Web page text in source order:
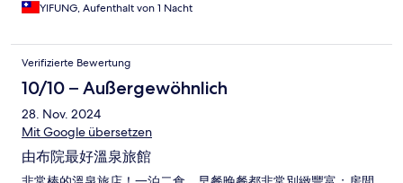
YIFUNG, Aufenthalt von 1 Nacht
Verifizierte Bewertung
10/10 – Außergewöhnlich
28. Nov. 2024
Mit Google übersetzen
由布院最好溫泉旅館